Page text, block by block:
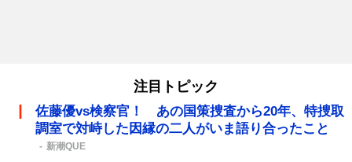
注目トピック
佐藤優vs検察官！ あの国策捜査から20年、特捜取
調室で対峙した因縁の二人がいま語り合ったこと
新潮QUE